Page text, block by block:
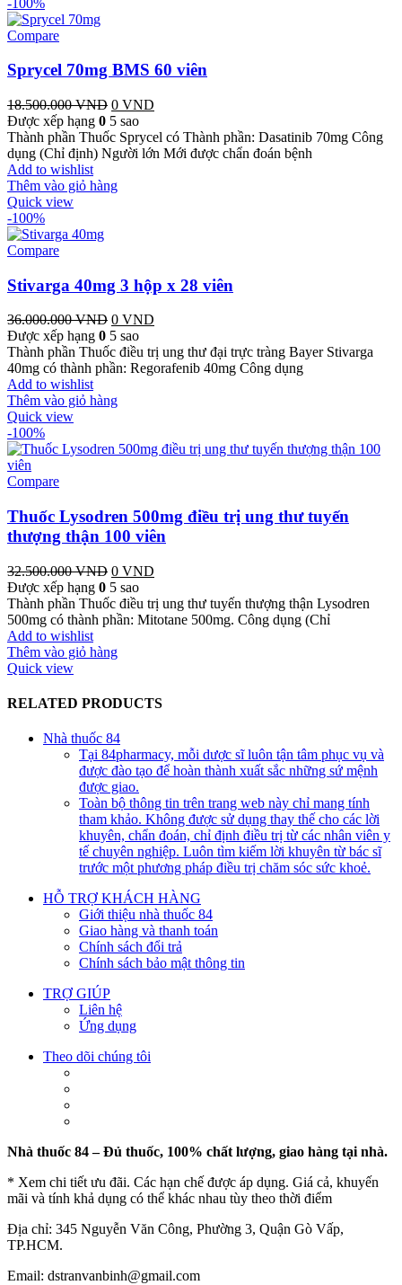
Compare
Sprycel 70mg BMS 60 viên
18.500.000VND Giá
gốc
là:
18.500.000 VND.
0 VND
tại
là:
Được xếp hạng 0 5 sao
Thành phần Thuốc Sprycel có Thành phần: Dasatinib 70mg Công
dụng (Chỉ định) Người lớn Mới được chẩn đoán bệnh
Add to wishlist
Thêm vào giỏ hàng
Quick view
-100%
Compare
Stivarga 40mg 3 hộp x 28 viên
36.000.000VND Giá
gốc
là:
36.000.000 VND.
0 VND
tại
là:
Được xếp hạng 0 5 sao
Thành phần Thuốc điều trị ung thư đại trực tràng Bayer Stivarga
40mg có thành phần: Regorafenib 40mg Công dụng
Add to wishlist
Thêm vào giỏ hàng
Quick view
-100%
Compare
Thuốc Lysodren 500mg điều trị ung thư tuyến
thượng thận 100 viên
32.500.000VND Giá
gốc
là:
32.500.000 VND.
0 VND
tại
là:
Được xếp hạng 0 5 sao
Thành phần Thuốc điều trị ung thư tuyến thượng thận Lysodren
500mg có thành phần: Mitotane 500mg. Công dụng (Chỉ
Add to wishlist
Thêm vào giỏ hàng
Quick view
RELATED PRODUCTS
Nhà thuốc 84
Tại 84pharmacy, mỗi dược sĩ luôn tận tâm phục vụ và
được đào tạo để hoàn thành xuất sắc những sứ mệnh
được giao.
Toàn bộ thông tin trên trang web này chỉ mang tính
tham khảo. Không được sử dụng thay thế cho các lời
khuyên, chẩn đoán, chỉ định điều trị từ các nhân viên y
tế chuyên nghiệp. Luôn tìm kiếm lời khuyên từ bác sĩ
trước một phương pháp điều trị chăm sóc sức khoẻ.
HỖ TRỢ KHÁCH HÀNG
Giới thiệu nhà thuốc 84
Giao hàng và thanh toán
Chính sách đổi trả
Chính sách bảo mật thông tin
TRỢ GIÚP
Liên hệ
Ứng dụng
Theo dõi chúng tôi
Nhà thuốc 84 – Đủ thuốc, 100% chất lượng, giao hàng tại nhà.
* Xem chi tiết ưu đãi. Các hạn chế được áp dụng. Giá cả, khuyến
mãi và tính khả dụng có thể khác nhau tùy theo thời điểm
Địa chỉ: 345 Nguyễn Văn Công, Phường 3, Quận Gò Vấp,
TP.HCM.
Email: dstranvanbinh@gmail.com